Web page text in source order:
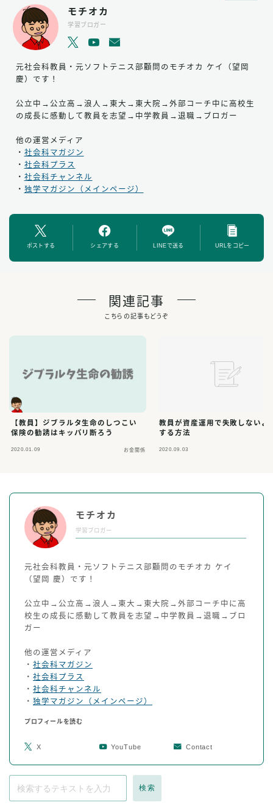
モチオカ
学習ブロガー
元社会科教員・元ソフトテニス部顧問のモチオカ ケイ（望岡
慶）です！
公立中→公立高→浪人→東大→東大院→外部コーチ中に高校生
の成長に感動して教員を志望→中学教員→退職→ブロガー
他の運営メディア
・ 社会科マガジン
・ 社会科プラス
・ 社会科チャンネル
・ 独学マガジン（メインページ）
ポストする シェアする LINEで送る URLをコピー
関連記事
こちらの記事もどうぞ
【教員】ジブラルタ生命のしつこい
保険の勧誘はキッパリ断ろう
2020.01.09 お金関係
教員が資産運用で失敗しないよ
する方法
2020.09.03
モチオカ
学習ブロガー
元社会科教員・元ソフトテニス部顧問のモチオカ ケイ
（望岡 慶）です！
公立中→公立高→浪人→東大→東大院→外部コーチ中に高
校生の成長に感動して教員を志望→中学教員→退職→ブロ
ガー
他の運営メディア
・ 社会科マガジン
・ 社会科プラス
・ 社会科チャンネル
・ 独学マガジン（メインページ）
プロフィールを読む
X YouTube Contact
検索